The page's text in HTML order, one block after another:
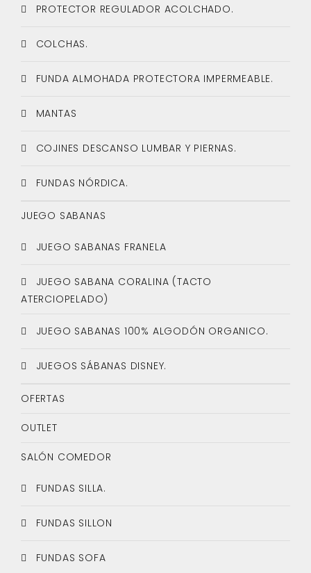
PROTECTOR REGULADOR ACOLCHADO.
COLCHAS.
FUNDA ALMOHADA PROTECTORA IMPERMEABLE.
MANTAS
COJINES DESCANSO LUMBAR Y PIERNAS.
FUNDAS NÓRDICA.
JUEGO SABANAS
JUEGO SABANAS FRANELA
JUEGO SABANA CORALINA (TACTO
ATERCIOPELADO)
JUEGO SABANAS 100% ALGODÓN ORGANICO.
JUEGOS SÁBANAS DISNEY.
OFERTAS
OUTLET
SALÓN COMEDOR
FUNDAS SILLA.
FUNDAS SILLON
FUNDAS SOFA